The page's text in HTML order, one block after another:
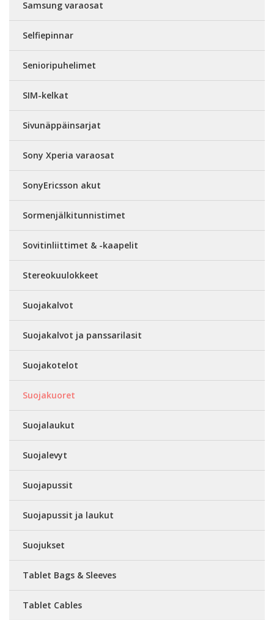
Samsung varaosat
Selfiepinnar
Senioripuhelimet
SIM-kelkat
Sivunäppäinsarjat
Sony Xperia varaosat
SonyEricsson akut
Sormenjälkitunnistimet
Sovitinliittimet & -kaapelit
Stereokuulokkeet
Suojakalvot
Suojakalvot ja panssarilasit
Suojakotelot
Suojakuoret
Suojalaukut
Suojalevyt
Suojapussit
Suojapussit ja laukut
Suojukset
Tablet Bags & Sleeves
Tablet Cables